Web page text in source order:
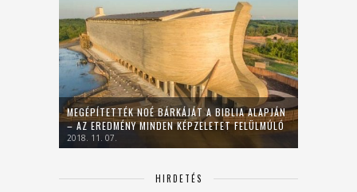
MEGÉPÍTETTÉK NOÉ BÁRKÁJÁT A BIBLIA ALAPJÁN
– AZ EREDMÉNY MINDEN KÉPZELETET FELÜLMÚLÓ
2018. 11. 07.
HIRDETÉS